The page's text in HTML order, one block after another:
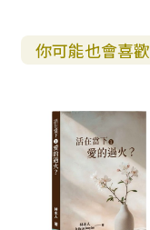
知都是這壺水為什
的，因為它們回答
了解。
我們生活在一個
所認識的現象，
相。本書作者不
義，從物質層面
例如對愛、幸福
你可能也會喜歡